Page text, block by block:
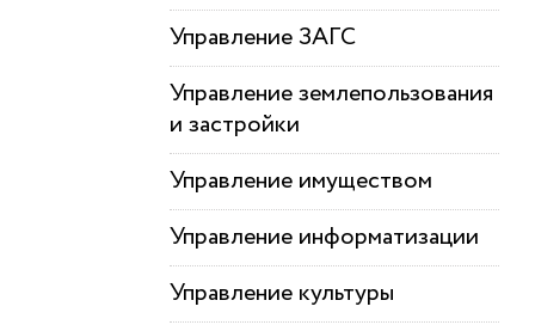
Управление ЗАГС
Управление землепользования
и застройки
Управление имуществом
Управление информатизации
Управление культуры